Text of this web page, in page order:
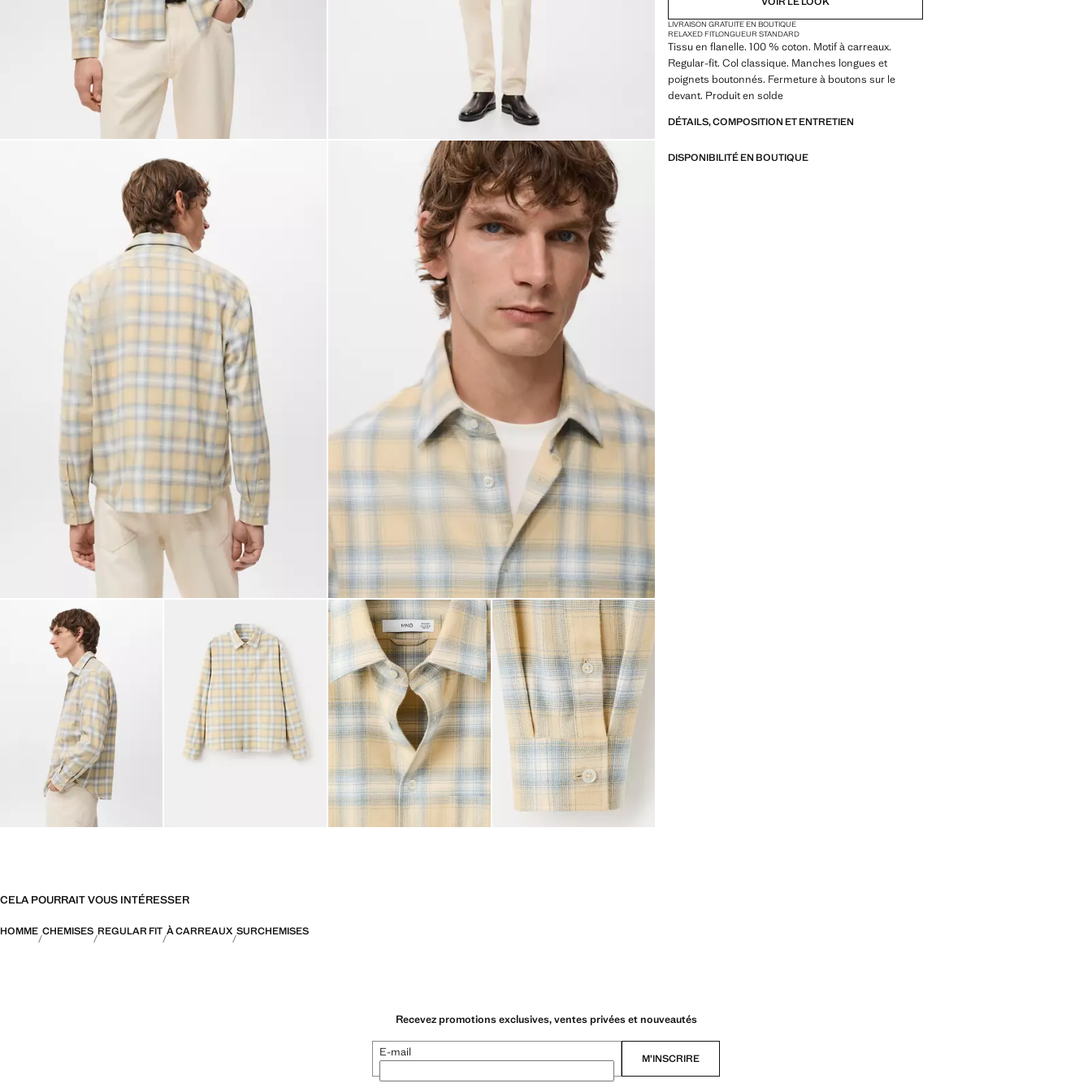
LIVRAISON GRATUITE EN BOUTIQUE
RELAXED FITLONGUEUR STANDARD
Tissu en flanelle. 100 % coton. Motif à carreaux.
Regular-fit. Col classique. Manches longues et
poignets boutonnés. Fermeture à boutons sur le
devant. Produit en solde
DÉTAILS, COMPOSITION ET ENTRETIEN
DISPONIBILITÉ EN BOUTIQUE
CELA POURRAIT VOUS INTÉRESSER
HOMME CHEMISES REGULAR FIT À CARREAUX SURCHEMISES
Recevez promotions exclusives, ventes privées et nouveautés
E-mail M’INSCRIRE